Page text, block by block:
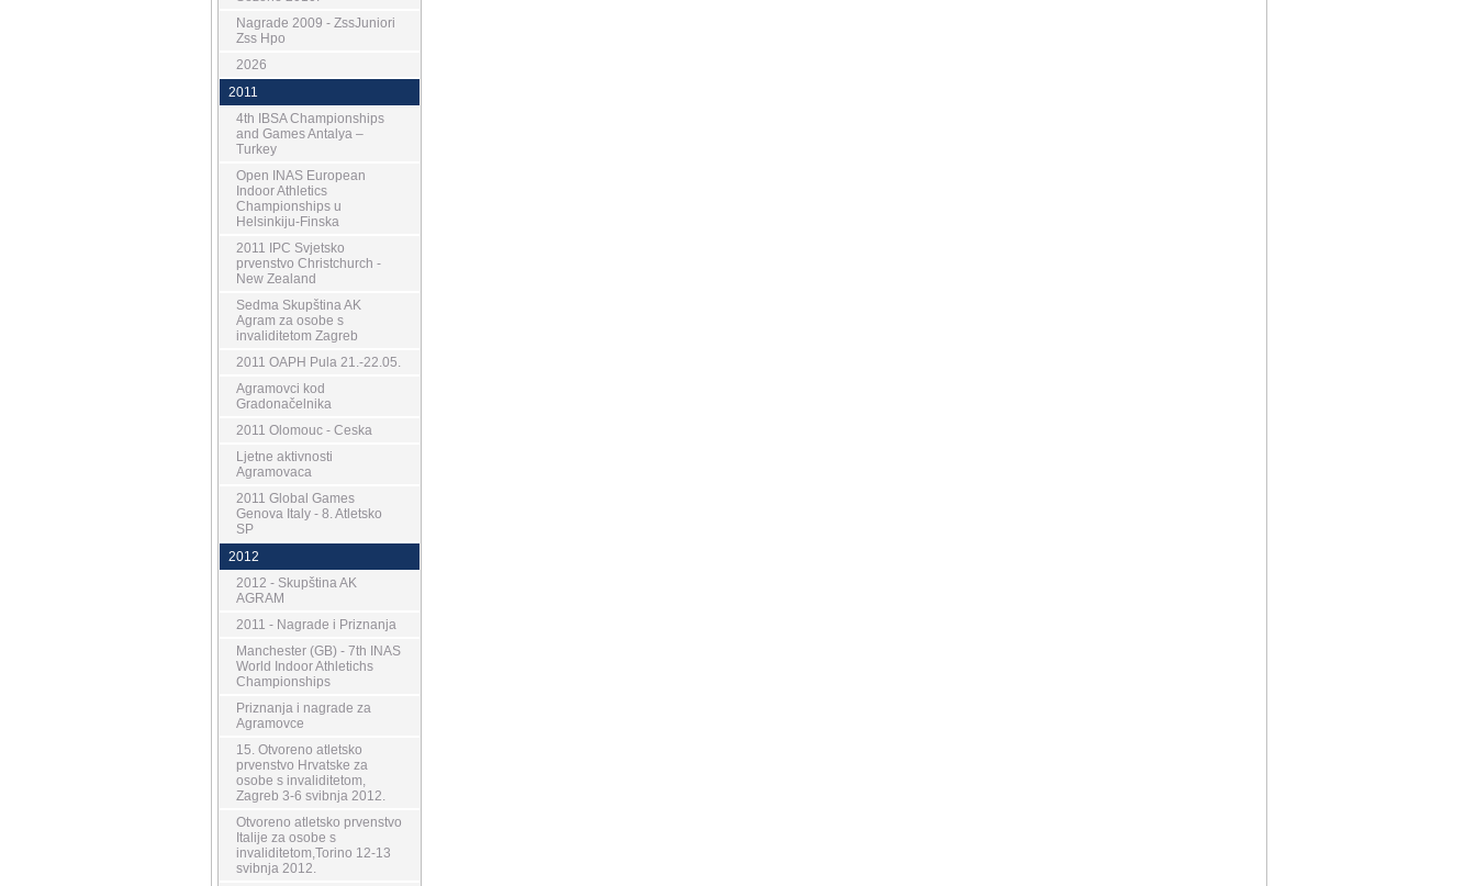
Nagrade 2009 - ZssJuniori
Zss Hpo
2026
2011
4th IBSA Championships
and Games Antalya –
Turkey
Open INAS European
Indoor Athletics
Championships u
Helsinkiju-Finska
2011 IPC Svjetsko
prvenstvo Christchurch -
New Zealand
Sedma Skupština AK
Agram za osobe s
invaliditetom Zagreb
2011 OAPH Pula 21.-22.05.
Agramovci kod
Gradonačelnika
2011 Olomouc - Ceska
Ljetne aktivnosti
Agramovaca
2011 Global Games
Genova Italy - 8. Atletsko
SP
2012
2012 - Skupština AK
AGRAM
2011 - Nagrade i Priznanja
Manchester (GB) - 7th INAS
World Indoor Athletichs
Championships
Priznanja i nagrade za
Agramovce
15. Otvoreno atletsko
prvenstvo Hrvatske za
osobe s invaliditetom,
Zagreb 3-6 svibnja 2012.
Otvoreno atletsko prvenstvo
Italije za osobe s
invaliditetom,Torino 12-13
svibnja 2012.